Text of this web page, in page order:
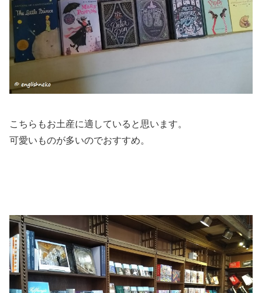
こちらもお土産に適していると思います。
可愛いものが多いのでおすすめ。